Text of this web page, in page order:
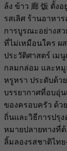
ล้ง ข้าว 廊 饭 ตั้ง
รสเลิศ ร้านอาหา
การบูรณะอย่างส
ที่ไม่เหมือนใคร ผ
ประวัติศาสตร์ เม
กลมกล่อม และห
หรูหรา ประดับด้ว
บรรยากาศที่อบอุ่
ของครอบครัว ด้ว
ถิ่นและวิธีการปรุง
หมายปลายทางที่
ลิ้มลองรสชาติไท